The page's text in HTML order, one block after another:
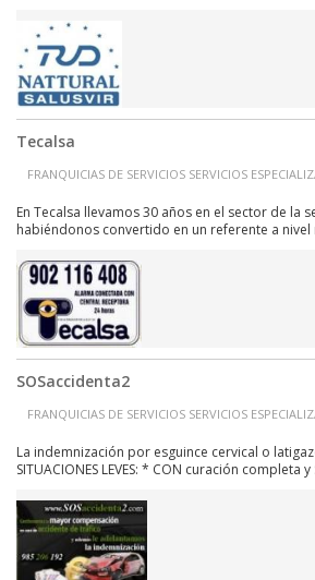
información extensa sobre alimentación y
de 200 enfermedades. -...
Tecalsa
FRANQUICIAS DE SERVICIOS SERVICIOS
En Tecalsa llevamos 30 años en el sector de la
habiéndonos convertido en un referente a
han confiado en nosotros tanto su seguridad
patrimonial, obteniendo...
SOSaccidenta2
FRANQUICIAS DE SERVICIOS SERVICIOS
La indemnización por esguince cervical o
SITUACIONES LEVES: * CON curación completa
aproximadamente. * Si este tipo de esguince
realizar los tratamientos...